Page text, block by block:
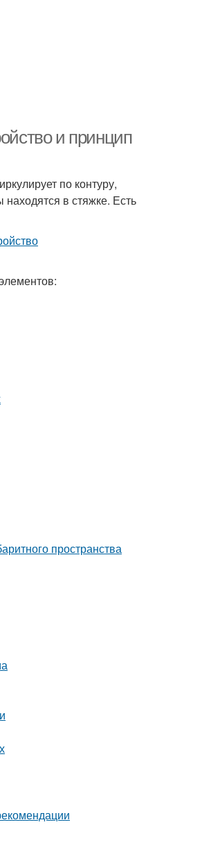
и принцип
по контуру,
в стяжке. Есть
пространства